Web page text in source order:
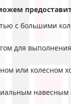
с большими
для
или колесном